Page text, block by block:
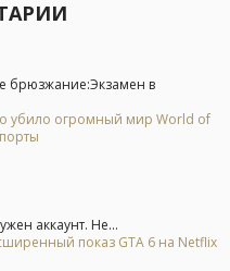
брюзжание:Экзамен в
убило огромный мир World of
аккаунт. Не...
показ GTA 6 на Netflix